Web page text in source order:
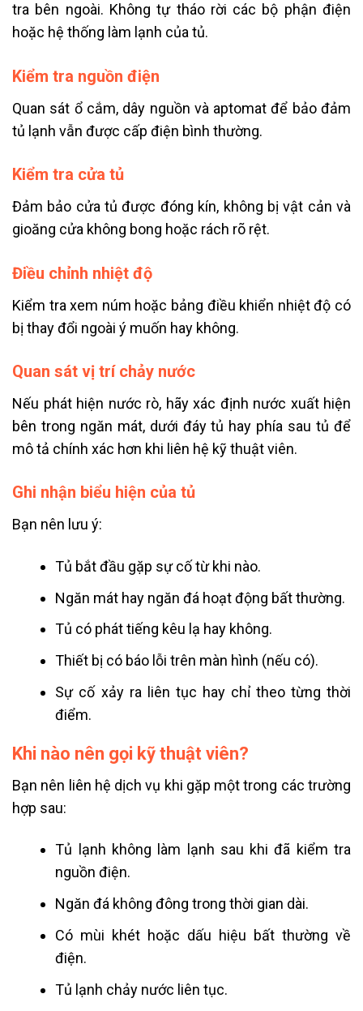
tra bên ngoài. Không tự tháo rời các bộ phận điện
hoặc hệ thống làm lạnh của tủ.
Kiểm tra nguồn điện
Quan sát ổ cắm, dây nguồn và aptomat để bảo đảm
tủ lạnh vẫn được cấp điện bình thường.
Kiểm tra cửa tủ
Đảm bảo cửa tủ được đóng kín, không bị vật cản và
gioăng cửa không bong hoặc rách rõ rệt.
Điều chỉnh nhiệt độ
Kiểm tra xem núm hoặc bảng điều khiển nhiệt độ có
bị thay đổi ngoài ý muốn hay không.
Quan sát vị trí chảy nước
Nếu phát hiện nước rò, hãy xác định nước xuất hiện
bên trong ngăn mát, dưới đáy tủ hay phía sau tủ để
mô tả chính xác hơn khi liên hệ kỹ thuật viên.
Ghi nhận biểu hiện của tủ
Bạn nên lưu ý:
Tủ bắt đầu gặp sự cố từ khi nào.
Ngăn mát hay ngăn đá hoạt động bất thường.
Tủ có phát tiếng kêu lạ hay không.
Thiết bị có báo lỗi trên màn hình (nếu có).
Sự cố xảy ra liên tục hay chỉ theo từng thời
điểm.
Khi nào nên gọi kỹ thuật viên?
Bạn nên liên hệ dịch vụ khi gặp một trong các trường
hợp sau:
Tủ lạnh không làm lạnh sau khi đã kiểm tra
nguồn điện.
Ngăn đá không đông trong thời gian dài.
Có mùi khét hoặc dấu hiệu bất thường về
điện.
Tủ lạnh chảy nước liên tục.